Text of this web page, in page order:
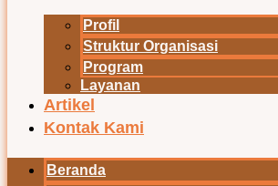
Profil
Struktur Organisasi
Program
Layanan
Artikel
Kontak Kami
Beranda